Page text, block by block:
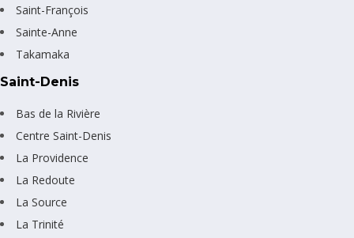
Saint-François
Sainte-Anne
Takamaka
Saint-Denis
Bas de la Rivière
Centre Saint-Denis
La Providence
La Redoute
La Source
La Trinité